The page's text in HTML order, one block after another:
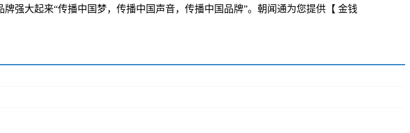
强大起来“传播中国梦，传播中国声音，传播中国品牌”。朝闻通为您提供【 金钱